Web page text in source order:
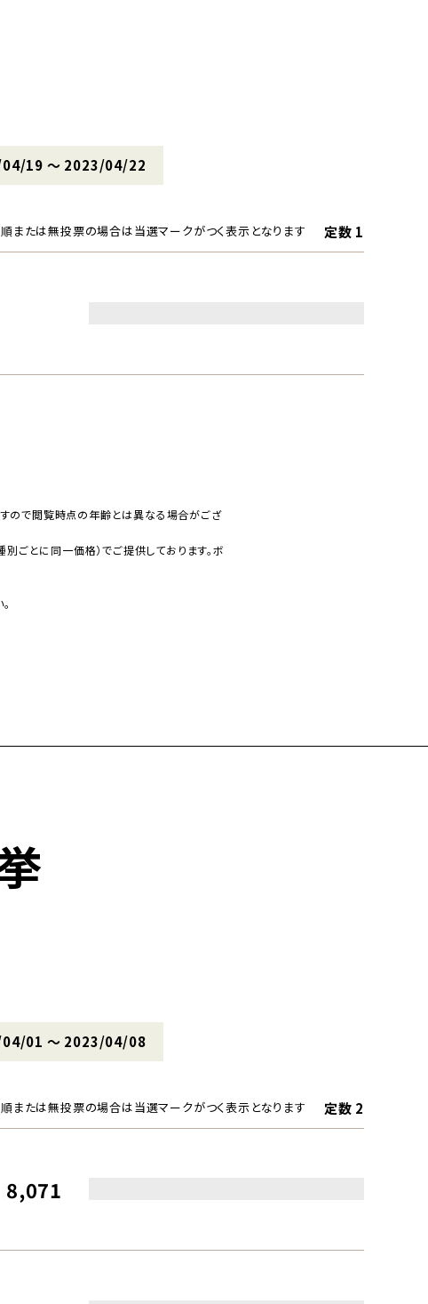
19 〜 2023/04/22
または無投票の場合は当選マークがつく表示となります 定数 1
ので閲覧時点の年齢とは異なる場合がござ
別ごとに同一価格）でご提供しております。ボ
01 〜 2023/04/08
または無投票の場合は当選マークがつく表示となります 定数 2
8,071